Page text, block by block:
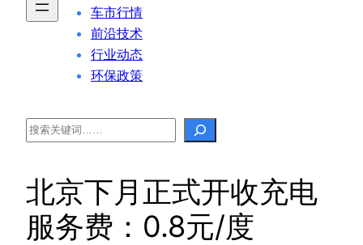
车市行情
前沿技术
行业动态
环保政策
Search
北京下月正式开收充电
服务费：0.8元/度